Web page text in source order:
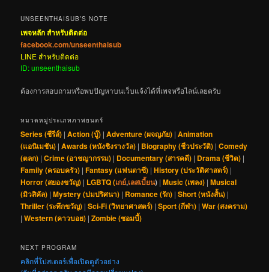
UNSEENTHAISUB’S NOTE
เพจหลัก สำหรับติดต่อ
facebook.com/unseenthaisub
LINE สำหรับติดต่อ
ID: unseenthaisub
ต้องการสอบถามหรือพบปัญหาบนเว็บแจ้งได้ที่เพจหรือไลน์เลยครับ
หมวดหมู่ประเภทภาพยนตร์
Series (ซีรีส์) |Action (บู๊) |Adventure (ผจญภัย) |Animation
(แอนิเมชัน) |Awards (หนังชิงรางวัล) | Biography (ชีวประวัติ) |Comedy
(ตลก) |Crime (อาชญากรรม) | Documentary (สารคดี) | Drama (ชีวิต) |
Family (ครอบครัว) |Fantasy (แฟนตาซี) |History (ประวัติศาสตร์) |
Horror (สยองขวัญ) | LGBTQ (เกย์,เลสเบี้ยน) |Music (เพลง) |Musical
(มิวสิคัล) |Mystery (ปมปริศนา) | Romance (รัก) |Short (หนังสั้น) |
Thriller (ระทึกขวัญ) |Sci-Fi (วิทยาศาสตร์) |Sport (กีฬา) |War (สงคราม)
|Western (คาวบอย) |Zombie (ซอมบี้)
NEXT PROGRAM
คลิกที่โปสเตอร์เพื่อเปิดดูตัวอย่าง